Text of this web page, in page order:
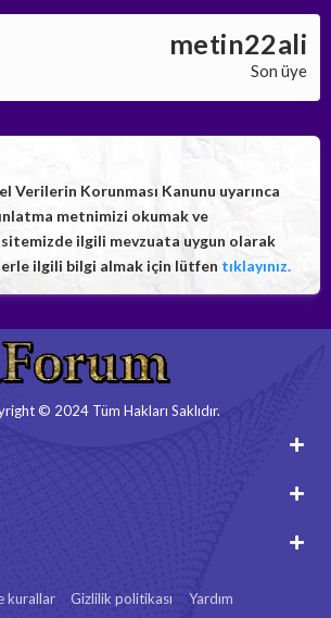
metin22ali
Son üye
Verilerin Korunması Kanunu uyarınca
metnimizi okumak ve
ilgili mevzuata uygun olarak
ilgili bilgi almak için lütfen tıklayınız.
© 2024 Tüm Hakları Saklıdır.
kurallar Gizlilik politikası
Yardım